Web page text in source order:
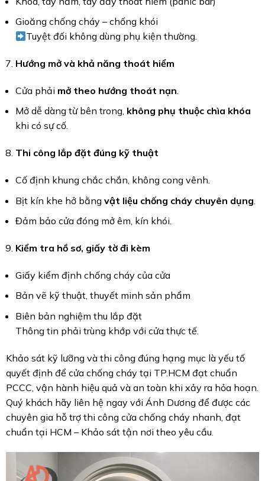
Gioăng chống cháy – chống khói
Tuyệt đối không dùng phụ kiện thường.
Hướng mở và khả năng thoát hiểm
Cửa phải mở theo hướng thoát nạn
Mở dễ dàng từ bên trong, không phụ thuộc chìa khóa
khi có sự cố.
Thi công lắp đặt đúng kỹ thuật
Cố định khung chắc chắn, không cong vênh.
Bịt kín khe hở bằng vật liệu chống cháy chuyên dụng
Đảm bảo cửa đóng mở êm, kín khói.
Kiểm tra hồ sơ, giấy tờ đi kèm
Giấy kiểm định chống cháy của cửa
Bản vẽ kỹ thuật, thuyết minh sản phẩm
Biên bản nghiệm thu lắp đặt
Thông tin phải trùng khớp với cửa thực tế.
Khảo sát kỹ lưỡng và thi công đúng hạng mục là yếu tố
quyết định để cửa chống cháy tại TP.HCM đạt chuẩn
PCCC, vận hành hiệu quả và an toàn khi xảy ra hỏa hoạn.
Quý khách hãy liên hệ ngay với Ánh Dương để được các
chuyên gia hỗ trợ thi công cửa chống cháy nhanh, đạt
chuẩn tại HCM – Khảo sát tận nơi theo yêu cầu.